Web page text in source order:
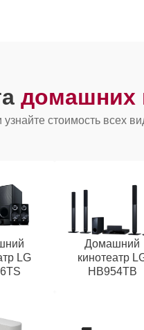
домашних
стоимость всех
LG
Домашний
кинотеатр
HB954TB